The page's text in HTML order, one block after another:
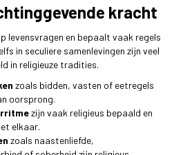
kracht
levensvragen en bepaalt vaak regels
in seculiere samenlevingen zijn veel
in religieuze tradities.
zoals bidden, vasten of eetregels
oorsprong.
zijn vaak religieus bepaald en
elkaar.
zoals naastenliefde,